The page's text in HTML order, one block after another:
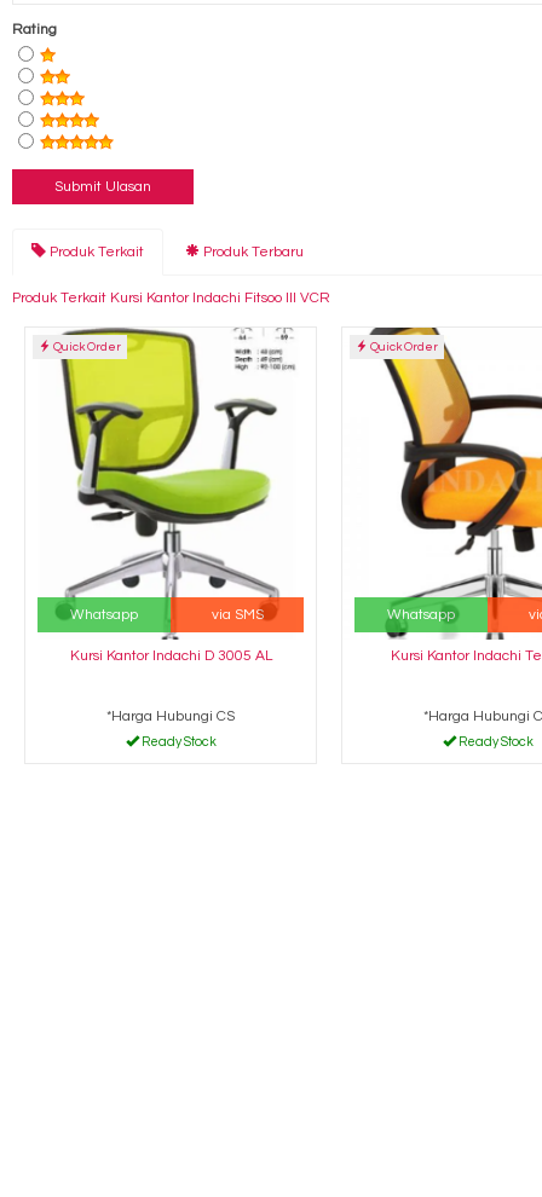
Rating
Produk Terkait Produk Terbaru
Produk Terkait Kursi Kantor Indachi Fitsoo III VCR
Quick Order
Whatsapp via SMS
Kursi Kantor Indachi D 3005 AL
*Harga Hubungi CS
Ready Stock
Quick Order
Whatsapp
Kursi Kantor Indachi
*Harga Hubungi
Ready Stock